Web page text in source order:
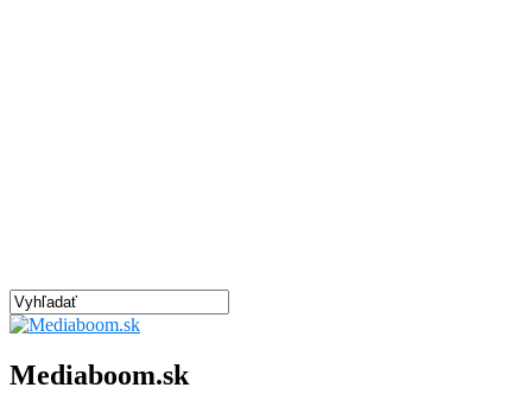
Mediaboom.sk